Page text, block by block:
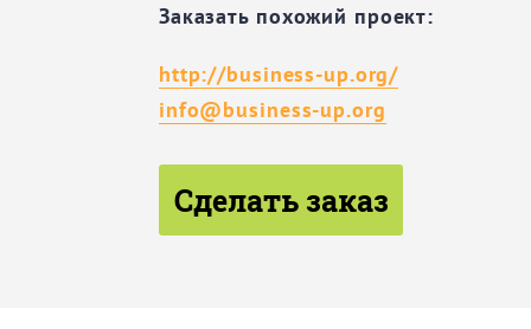
Заказать похожий проект:
http://business-up.org/
info@business-up.org
Сделать заказ